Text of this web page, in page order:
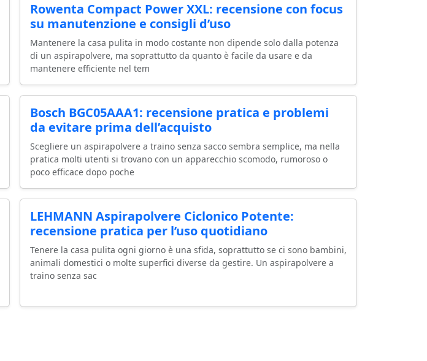
Rowenta Compact Power XXL: recensione con focus
su manutenzione e consigli d’uso
Mantenere la casa pulita in modo costante non dipende solo dalla potenza
di un aspirapolvere, ma soprattutto da quanto è facile da usare e da
mantenere efficiente nel tem
Bosch BGC05AAA1: recensione pratica e problemi
da evitare prima dell’acquisto
Scegliere un aspirapolvere a traino senza sacco sembra semplice, ma nella
pratica molti utenti si trovano con un apparecchio scomodo, rumoroso o
poco efficace dopo poche
LEHMANN Aspirapolvere Ciclonico Potente:
recensione pratica per l’uso quotidiano
Tenere la casa pulita ogni giorno è una sfida, soprattutto se ci sono bambini,
animali domestici o molte superfici diverse da gestire. Un aspirapolvere a
traino senza sac